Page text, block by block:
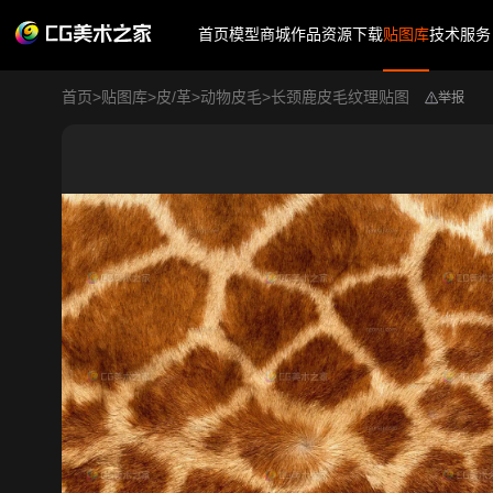
首页模型商城作品资源下载贴图库技术服务
首页>贴图库>皮/革>动物皮毛>长颈鹿皮毛纹理贴图 举报